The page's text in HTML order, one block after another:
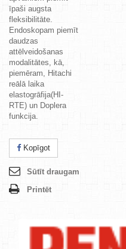
īpaši augsta
fleksibilitāte.
Endoskopam piemīt
daudzas
attēlveidošanas
modalitātes, kā,
piemēram, Hitachi
reālā laika
elastogrāfija(HI-
RTE) un Doplera
funkcija.
Kopīgot
Sūtīt draugam
Printēt